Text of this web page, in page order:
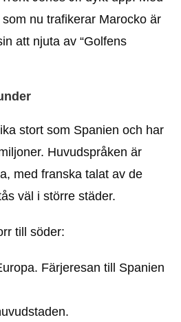
nu trafikerar Marocko är
att njuta av “Golfens
stort som Spanien och har
Huvudspråken är
med franska talat av de
väl i större städer.
till söder:
Färjeresan till Spanien